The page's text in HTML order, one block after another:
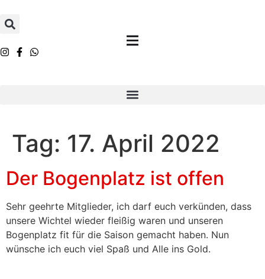
Tag: 17. April 2022
Der Bogenplatz ist offen
Sehr geehrte Mitglieder, ich darf euch verkünden, dass
unsere Wichtel wieder fleißig waren und unseren
Bogenplatz fit für die Saison gemacht haben. Nun
wünsche ich euch viel Spaß und Alle ins Gold.